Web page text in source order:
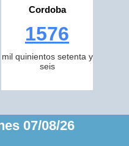
Cordoba
1576
mil quinientos setenta y
seis
07/08/26